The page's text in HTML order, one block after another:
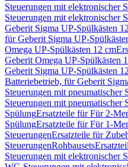
Steuerungen mit elektronischer
Steuerungen mit elektronischer
Geberit Sigma UP-Spülkästen
für Geberit Sigma UP-
Omega UP-Spülkästen 12 cm
Geberit Omega UP-Spülkästen
Geberit Sigma UP-Spülkästen
Batteriebetrieb, für Geberit
Steuerungen mit pneumatischer
Steuerungen mit pneumatischer
SpülungErsatzteile für Für 2-
SpülungErsatzteile für Für 1-
SteuerungenErsatzteile für
SteuerungenRohbausets
Steuerungen mit elektronischer